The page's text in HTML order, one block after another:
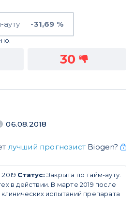
-31,69 %
30
06.08.2018
лучший прогнозистBiogen?
Статус: Закрыта по тайм-ауту.
в действии. В марте 2019 после
испытаний препарата